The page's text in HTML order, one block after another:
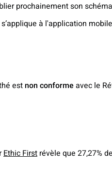
prochainement son
à l'application
est non conformeavec le
Ethic First révèle que 27,27%